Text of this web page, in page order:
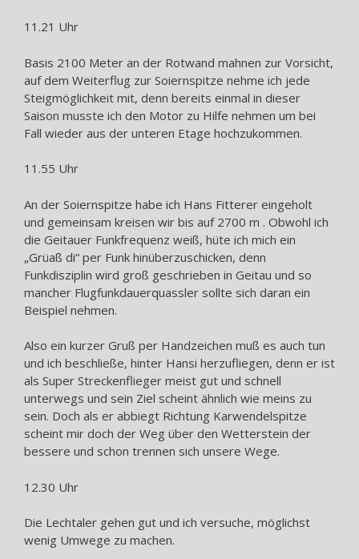
11.21 Uhr
Basis 2100 Meter an der Rotwand mahnen zur Vorsicht,
auf dem Weiterflug zur Soiernspitze nehme ich jede
Steigmöglichkeit mit, denn bereits einmal in dieser
Saison musste ich den Motor zu Hilfe nehmen um bei
Fall wieder aus der unteren Etage hochzukommen.
11.55 Uhr
An der Soiernspitze habe ich Hans Fitterer eingeholt
und gemeinsam kreisen wir bis auf 2700 m . Obwohl ich
die Geitauer Funkfrequenz weiß, hüte ich mich ein
„Grüaß di“ per Funk hinüberzuschicken, denn
Funkdisziplin wird groß geschrieben in Geitau und so
mancher Flugfunkdauerquassler sollte sich daran ein
Beispiel nehmen.
Also ein kurzer Gruß per Handzeichen muß es auch tun
und ich beschließe, hinter Hansi herzufliegen, denn er ist
als Super Streckenflieger meist gut und schnell
unterwegs und sein Ziel scheint ähnlich wie meins zu
sein. Doch als er abbiegt Richtung Karwendelspitze
scheint mir doch der Weg über den Wetterstein der
bessere und schon trennen sich unsere Wege.
12.30 Uhr
Die Lechtaler gehen gut und ich versuche, möglichst
wenig Umwege zu machen.